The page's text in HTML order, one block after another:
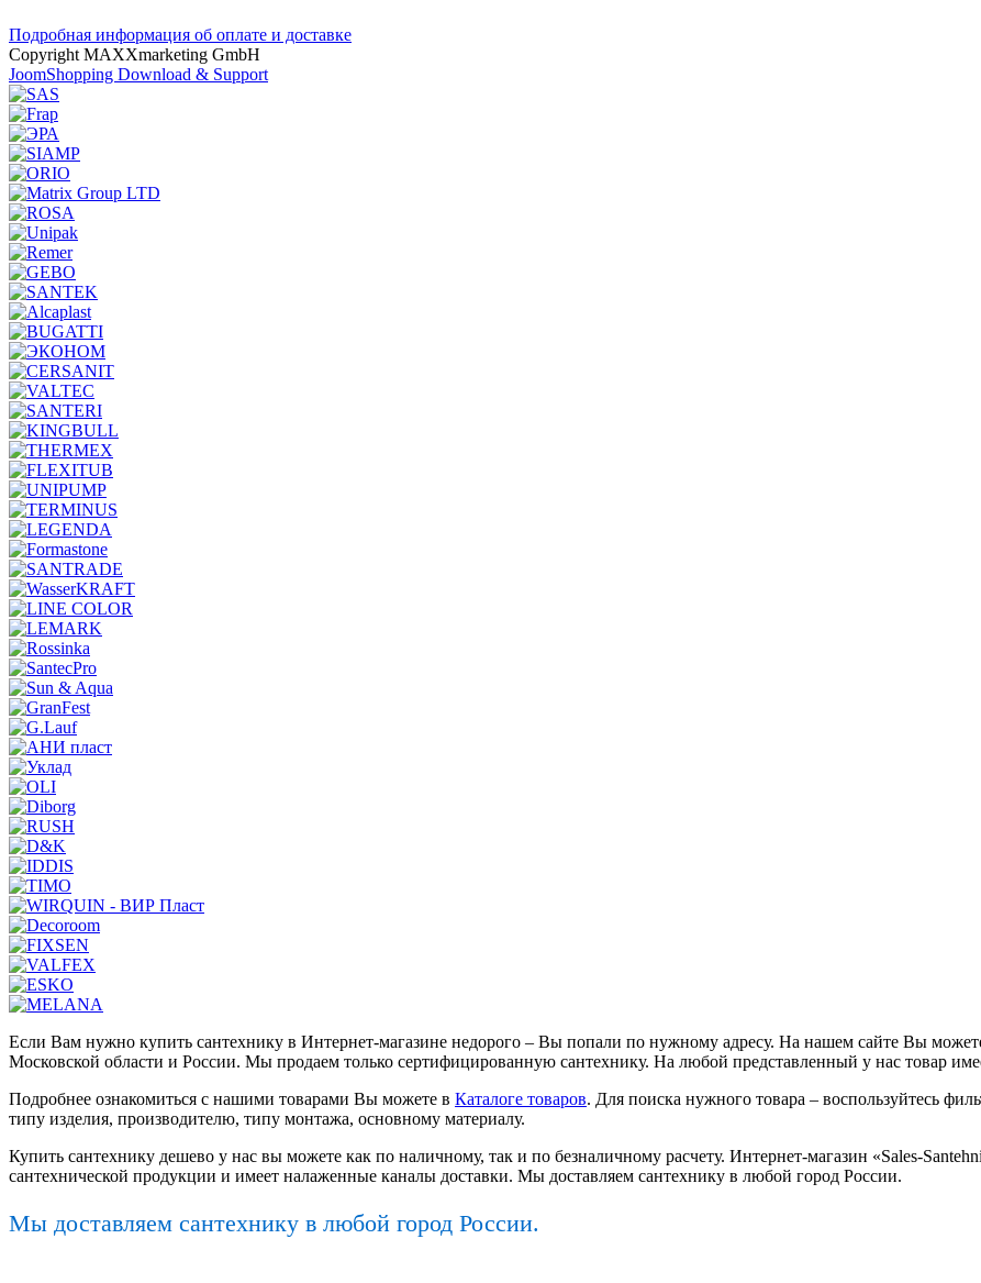
Подробная информация об оплате и доставке
Copyright MAXXmarketing GmbH
JoomShopping Download & Support
Если Вам нужно купить сантехнику в Интернет-магазине недорого – Вы попали по нужному адресу. На нашем сайте Вы
Московской области и России. Мы продаем только сертифицированную сантехнику. На любой представленный у нас товар
Подробнее ознакомиться с нашими товарами Вы можете в Каталоге товаров. Для поиска нужного товара – воспользуйтесь
типу изделия, производителю, типу монтажа, основному материалу.
Купить сантехнику дешево у нас вы можете как по наличному, так и по безналичному расчету. Интернет-магазин «Sales-
сантехнической продукции и имеет налаженные каналы доставки. Мы доставляем сантехнику в любой город России.
Мы доставляем сантехнику в любой город России.